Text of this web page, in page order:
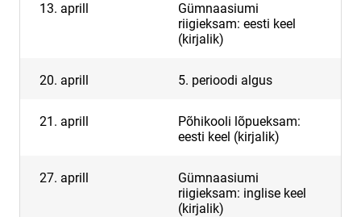
13. aprill
Gümnaasiumi
riigieksam: eesti keel
(kirjalik)
20. aprill 5. perioodi algus
21. aprill
Põhikooli lõpueksam:
eesti keel (kirjalik)
27. aprill
Gümnaasiumi
riigieksam: inglise keel
(kirjalik)